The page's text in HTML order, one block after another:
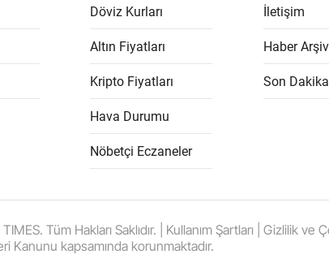
Döviz Kurları
Altın Fiyatları
Kripto Fiyatları
Hava Durumu
Nöbetçi Eczaneler
İletişim
Haber
Son
Tüm Hakları Saklıdır. | Kullanım Şartları | Gizlilik
Kanunu kapsamında korunmaktadır.